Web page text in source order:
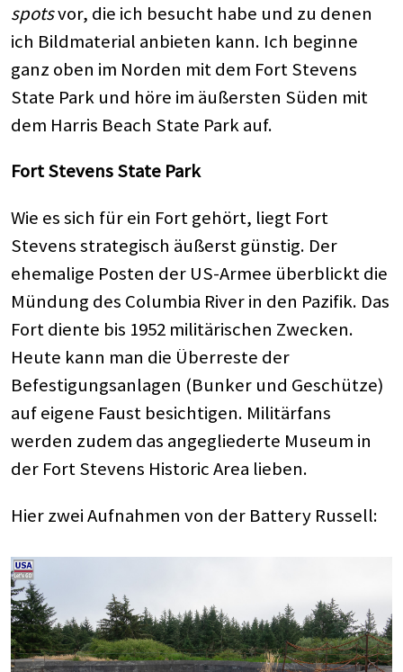
spotsvor, die ich besucht habe und zu denen
ich Bildmaterial anbieten kann. Ich beginne
ganz oben im Norden mit dem Fort Stevens
State Park und höre im äußersten Süden mit
dem Harris Beach State Park auf.
Fort Stevens State Park
Wie es sich für ein Fort gehört, liegt Fort
Stevens strategisch äußerst günstig. Der
ehemalige Posten der US-Armee überblickt die
Mündung des Columbia River in den Pazifik. Das
Fort diente bis 1952 militärischen Zwecken.
Heute kann man die Überreste der
Befestigungsanlagen (Bunker und Geschütze)
auf eigene Faust besichtigen. Militärfans
werden zudem das angegliederte Museum in
der Fort Stevens Historic Area lieben.
Hier zwei Aufnahmen von der Battery Russell: